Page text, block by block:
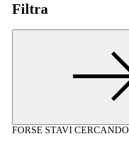
Filtra
FORSE STAVI CERCANDO